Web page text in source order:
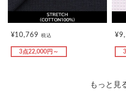
¥10,769税込
3点22,000円～
もっと見